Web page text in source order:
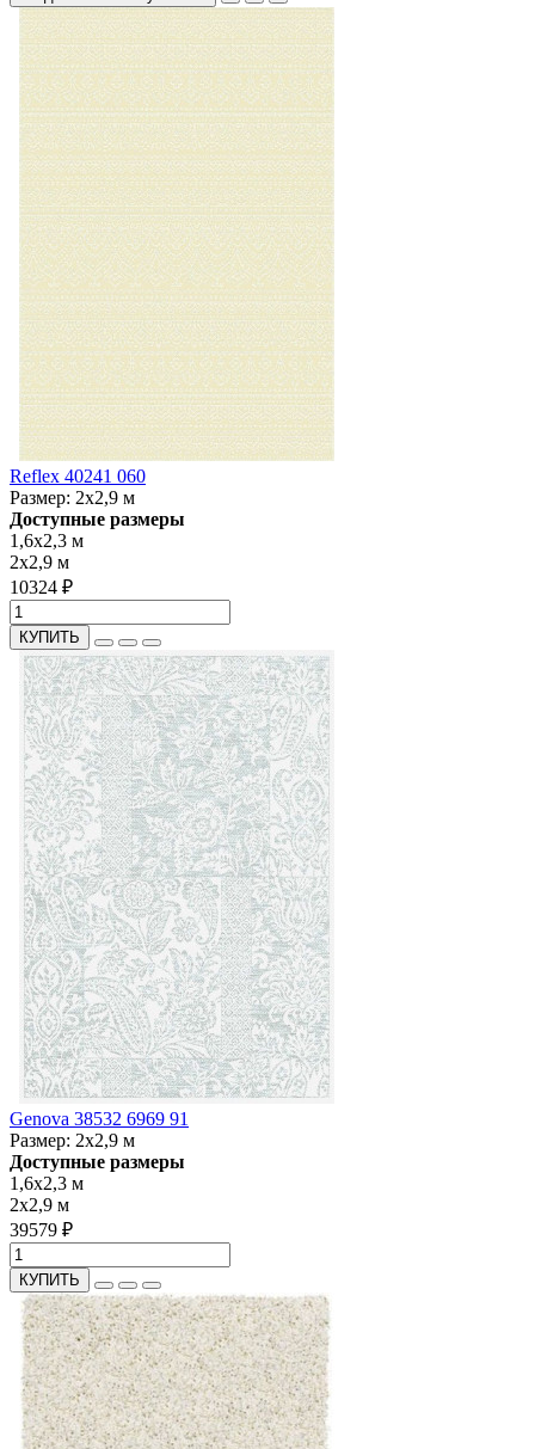
Reflex 40241 060
Размер: 2x2,9 м
Доступные размеры
1,6x2,3 м
2x2,9 м
10324 ₽
КУПИТЬ
Genova 38532 6969 91
Размер: 2x2,9 м
Доступные размеры
1,6x2,3 м
2x2,9 м
39579 ₽
КУПИТЬ